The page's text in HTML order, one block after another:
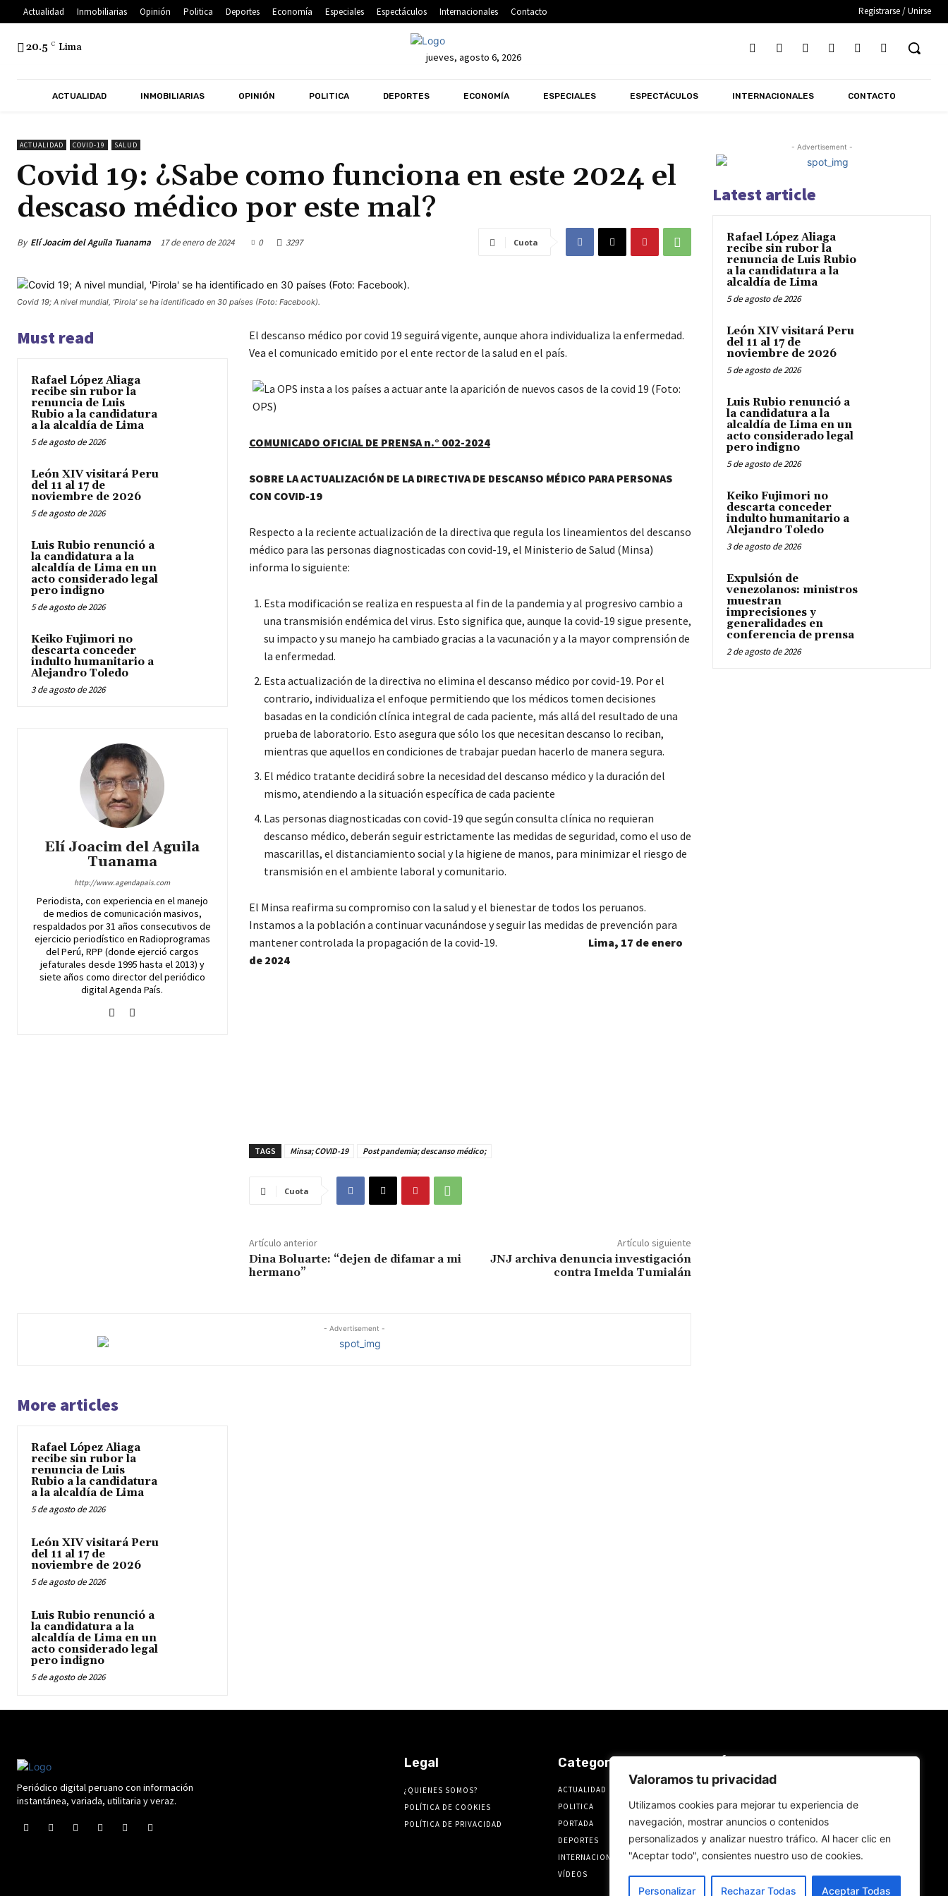
Valoramos tu privacidad
Utilizamos cookies para mejorar tu experiencia de
navegación, mostrar anuncios o contenidos
personalizados y analizar nuestro tráfico. Al hacer clic en
"Aceptar todo", consientes nuestro uso de cookies.
Personalizar Rechazar Todas Aceptar Todas
Actualidad Inmobiliarias Opinión Politica Deportes Economía Especiales Espectáculos Internacionales Contacto Registrarse / Unirse
20.5 C Lima
jueves, agosto 6, 2026
ACTUALIDAD INMOBILIARIAS OPINIÓN POLITICA DEPORTES ECONOMÍA ESPECIALES ESPECTÁCULOS INTERNACIONALES CONTACTO
ACTUALIDAD COVID-19 SALUD
Covid 19: ¿Sabe como funciona en este 2024 el
descaso médico por este mal?
By Elí Joacim del Aguila Tuanama 17 de enero de 2024 0 3297 Cuota
Covid 19; A nivel mundial, 'Pirola' se ha identificado en 30 países (Foto: Facebook).
Must read
Rafael López Aliaga
recibe sin rubor la
renuncia de Luis
Rubio a la candidatura
a la alcaldía de Lima
5 de agosto de 2026
León XIV visitará Peru
del 11 al 17 de
noviembre de 2026
5 de agosto de 2026
Luis Rubio renunció a
la candidatura a la
alcaldía de Lima en un
acto considerado legal
pero indigno
5 de agosto de 2026
Keiko Fujimori no
descarta conceder
indulto humanitario a
Alejandro Toledo
3 de agosto de 2026
Elí Joacim del Aguila
Tuanama
http://www.agendapais.com
Periodista, con experiencia en el manejo
de medios de comunicación masivos,
respaldados por 31 años consecutivos de
ejercicio periodístico en Radioprogramas
del Perú, RPP (donde ejerció cargos
jefaturales desde 1995 hasta el 2013) y
siete años como director del periódico
digital Agenda País.
El descanso médico por covid 19 seguirá vigente, aunque ahora individualiza la enfermedad.
Vea el comunicado emitido por el ente rector de la salud en el país.
COMUNICADO OFICIAL DE PRENSA n.° 002-2024
SOBRE LA ACTUALIZACIÓN DE LA DIRECTIVA DE DESCANSO MÉDICO PARA PERSONAS
CON COVID-19
Respecto a la reciente actualización de la directiva que regula los lineamientos del descanso
médico para las personas diagnosticadas con covid-19, el Ministerio de Salud (Minsa)
informa lo siguiente:
Esta modificación se realiza en respuesta al fin de la pandemia y al progresivo cambio a
una transmisión endémica del virus. Esto significa que, aunque la covid-19 sigue presente,
su impacto y su manejo ha cambiado gracias a la vacunación y a la mayor comprensión de
la enfermedad.
Esta actualización de la directiva no elimina el descanso médico por covid-19. Por el
contrario, individualiza el enfoque permitiendo que los médicos tomen decisiones
basadas en la condición clínica integral de cada paciente, más allá del resultado de una
prueba de laboratorio. Esto asegura que sólo los que necesitan descanso lo reciban,
mientras que aquellos en condiciones de trabajar puedan hacerlo de manera segura.
El médico tratante decidirá sobre la necesidad del descanso médico y la duración del
mismo, atendiendo a la situación específica de cada paciente
Las personas diagnosticadas con covid-19 que según consulta clínica no requieran
descanso médico, deberán seguir estrictamente las medidas de seguridad, como el uso de
mascarillas, el distanciamiento social y la higiene de manos, para minimizar el riesgo de
transmisión en el ambiente laboral y comunitario.
El Minsa reafirma su compromiso con la salud y el bienestar de todos los peruanos.
Instamos a la población a continuar vacunándose y seguir las medidas de prevención para
mantener controlada la propagación de la covid-19. Lima, 17 de enero
de 2024
TAGS Minsa; COVID-19 Post pandemia; descanso médico;
Cuota
Artículo anterior
Dina Boluarte: “dejen de difamar a mi
hermano”
Artículo siguiente
JNJ archiva denuncia investigación
contra Imelda Tumialán
- Advertisement -
More articles
Rafael López Aliaga
recibe sin rubor la
renuncia de Luis
Rubio a la candidatura
a la alcaldía de Lima
5 de agosto de 2026
León XIV visitará Peru
del 11 al 17 de
noviembre de 2026
5 de agosto de 2026
Luis Rubio renunció a
la candidatura a la
alcaldía de Lima en un
acto considerado legal
pero indigno
5 de agosto de 2026
- Advertisement -
Latest article
Rafael López Aliaga
recibe sin rubor la
renuncia de Luis Rubio
a la candidatura a la
alcaldía de Lima
5 de agosto de 2026
León XIV visitará Peru
del 11 al 17 de
noviembre de 2026
5 de agosto de 2026
Luis Rubio renunció a
la candidatura a la
alcaldía de Lima en un
acto considerado legal
pero indigno
5 de agosto de 2026
Keiko Fujimori no
descarta conceder
indulto humanitario a
Alejandro Toledo
3 de agosto de 2026
Expulsión de
venezolanos: ministros
muestran
imprecisiones y
generalidades en
conferencia de prensa
2 de agosto de 2026
Periódico digital peruano con información
instantánea, variada, utilitaria y veraz.
Legal
¿QUIENES SOMOS?
POLÍTICA DE COOKIES
POLÍTICA DE PRIVACIDAD
Categorías populares
ACTUALIDAD
POLITICA
2018
PORTADA
619
DEPORTES
577
INTERNACIONALES
559
VÍDEOS
534
rubor la renuncia de Luis Rubio
a la candidatura a la alcaldía de
Lima
5 de agosto de 2026
León XIV visitará Peru del 11 al
17 de noviembre de 2026